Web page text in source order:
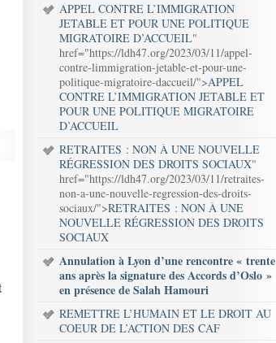
APPEL CONTRE L’IMMIGRATION
JETABLE ET POUR UNE POLITIQUE
MIGRATOIRE D’ACCUEIL"
href="https://ldh47.org/2023/03/11/appel-
contre-limmigration-jetable-et-pour-une-
politique-migratoire-daccueil/">APPEL
CONTRE L’IMMIGRATION JETABLE ET
POUR UNE POLITIQUE MIGRATOIRE
D’ACCUEIL
RETRAITES : NON À UNE NOUVELLE
RÉGRESSION DES DROITS SOCIAUX"
href="https://ldh47.org/2023/03/11/retraites-
non-a-une-nouvelle-regression-des-droits-
sociaux/">RETRAITES : NON À UNE
NOUVELLE RÉGRESSION DES DROITS
SOCIAUX
Annulation à Lyon d’une rencontre « trente
ans après la signature des Accords d’Oslo »
en présence de Salah Hamouri
REMETTRE L’HUMAIN ET LE DROIT AU
COEUR DE L’ACTION DES CAF